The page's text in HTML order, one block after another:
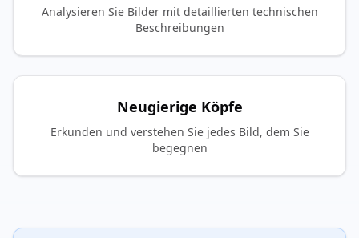
Analysieren Sie Bilder mit detaillierten technischen
Beschreibungen
Neugierige Köpfe
Erkunden und verstehen Sie jedes Bild, dem Sie
begegnen